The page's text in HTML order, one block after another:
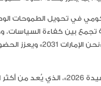
في تحويل الطموحات
بين كفاءة السياسات،
والاستثمار في الإنسان، بما
وجاء هذا التقدم في مؤشر «تشاندلر